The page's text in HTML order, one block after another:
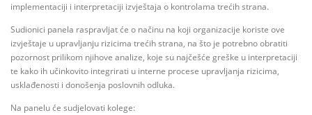
implementaciji i interpretaciji izvještaja o kontrolama trećih strana.
Sudionici panela raspravljat će o načinu na koji organizacije koriste ove
izvještaje u upravljanju rizicima trećih strana, na što je potrebno obratiti
pozornost prilikom njihove analize, koje su najčešće greške u interpretaciji
te kako ih učinkovito integrirati u interne procese upravljanja rizicima,
usklađenosti i donošenja poslovnih odluka.
Na panelu će sudjelovati kolege: